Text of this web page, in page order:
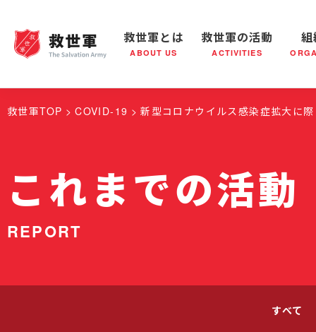
救世軍とは
ABOUT US
救世軍とは 世界が抱えている社会問題 救世軍
救世軍の活動
ACTIVITIES
救世軍の活動 社会鍋
組織概要
救世軍TOP COVID-19 新型コロナウイルス感染症拡大に
これまでの活動
REPORT
すべて